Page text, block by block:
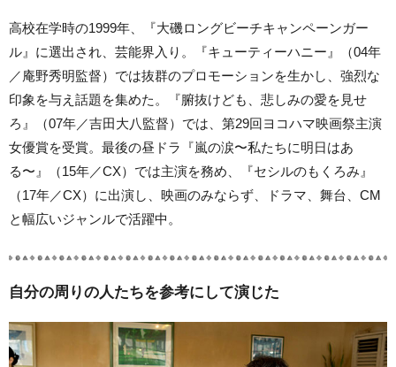
高校在学時の1999年、『大磯ロングビーチキャンペーンガー
ル』に選出され、芸能界入り。『キューティーハニー』（04年
／庵野秀明監督）では抜群のプロモーションを生かし、強烈な
印象を与え話題を集めた。『腑抜けども、悲しみの愛を見せ
ろ』（07年／吉田大八監督）では、第29回ヨコハマ映画祭主演
女優賞を受賞。最後の昼ドラ『嵐の涙〜私たちに明日はあ
る〜』（15年／CX）では主演を務め、『セシルのもくろみ』
（17年／CX）に出演し、映画のみならず、ドラマ、舞台、CM
と幅広いジャンルで活躍中。
自分の周りの人たちを参考にして演じた